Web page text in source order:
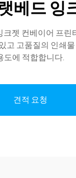
베드 잉
젯 컨베이어 프
고품질의 인쇄
도에 적합합니다.
견적 요청